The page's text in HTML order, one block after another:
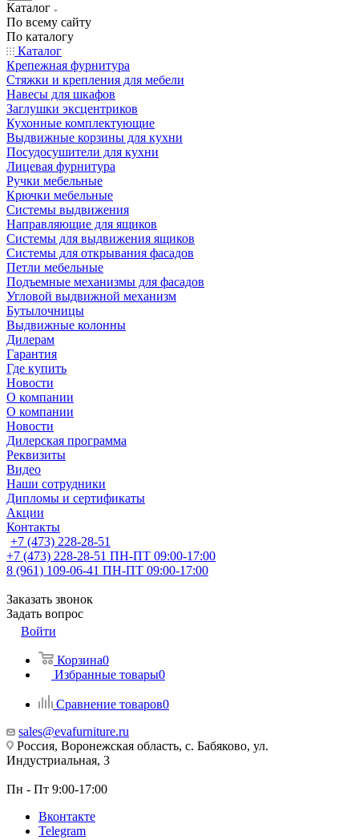
Каталог
По всему сайту
По каталогу
Каталог
Крепежная фурнитура
Стяжки и крепления для мебели
Навесы для шкафов
Заглушки эксцентриков
Кухонные комплектующие
Выдвижные корзины для кухни
Посудосушители для кухни
Лицевая фурнитура
Ручки мебельные
Крючки мебельные
Системы выдвижения
Направляющие для ящиков
Системы для выдвижения ящиков
Системы для открывания фасадов
Петли мебельные
Подъемные механизмы для фасадов
Угловой выдвижной механизм
Бутылочницы
Выдвижные колонны
Дилерам
Гарантия
Где купить
Новости
О компании
О компании
Новости
Дилерская программа
Реквизиты
Видео
Наши сотрудники
Дипломы и сертификаты
Акции
Контакты
+7 (473) 228-28-51
+7 (473) 228-28-51 ПН-ПТ 09:00-17:00
8 (961) 109-06-41 ПН-ПТ 09:00-17:00
Заказать звонок
Задать вопрос
Войти
Корзина0
Избранные товары0
Сравнение товаров0
sales@evafurniture.ru
Россия, Воронежская область, с. Бабяково, ул.
Индустриальная, 3
Пн - Пт 9:00-17:00
Вконтакте
Telegram